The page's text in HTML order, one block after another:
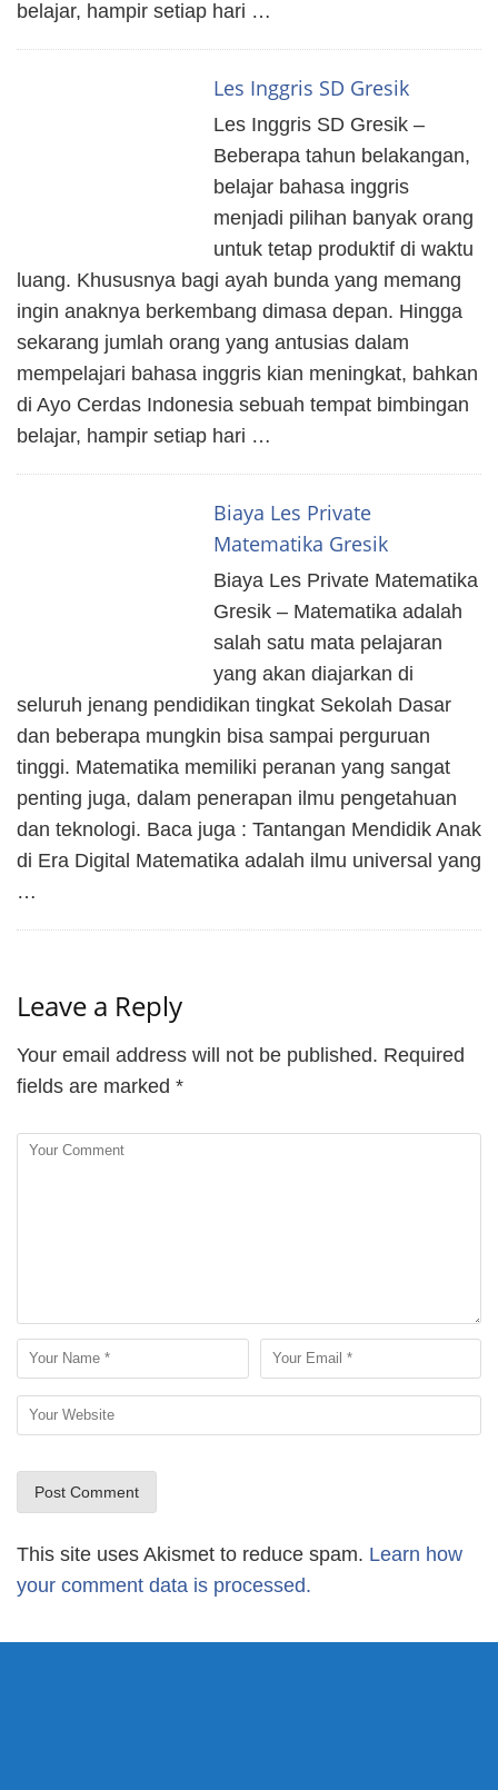
belajar, hampir setiap hari …
Les Inggris SD Gresik
Les Inggris SD Gresik –
Beberapa tahun belakangan,
belajar bahasa inggris
menjadi pilihan banyak orang
untuk tetap produktif di waktu
luang. Khususnya bagi ayah bunda yang memang
ingin anaknya berkembang dimasa depan. Hingga
sekarang jumlah orang yang antusias dalam
mempelajari bahasa inggris kian meningkat, bahkan
di Ayo Cerdas Indonesia sebuah tempat bimbingan
belajar, hampir setiap hari …
Biaya Les Private
Matematika Gresik
Biaya Les Private Matematika
Gresik – Matematika adalah
salah satu mata pelajaran
yang akan diajarkan di
seluruh jenang pendidikan tingkat Sekolah Dasar
dan beberapa mungkin bisa sampai perguruan
tinggi. Matematika memiliki peranan yang sangat
penting juga, dalam penerapan ilmu pengetahuan
dan teknologi. Baca juga : Tantangan Mendidik Anak
di Era Digital Matematika adalah ilmu universal yang
…
Leave a Reply
Your email address will not be published. Required
fields are marked *
This site uses Akismet to reduce spam. Learn how
your comment data is processed.